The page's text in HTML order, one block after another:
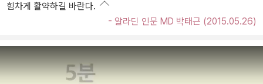
힘차게 활약하길 바란다.
- 알라딘 인문 MD 박태근 (2015.05.26)